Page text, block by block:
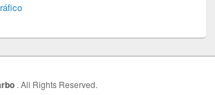
. All Rights Reserved.